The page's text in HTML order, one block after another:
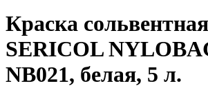
Краска сольвентная
SERICOL
NB021, белая, 5 л.